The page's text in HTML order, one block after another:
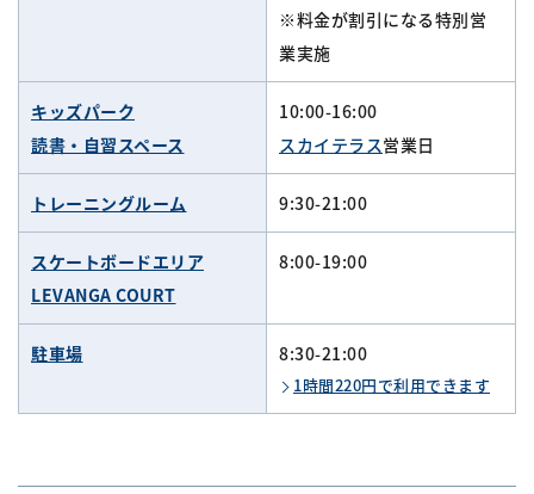
※料金が割引になる特別営
業実施
キッズパーク
読書・自習スペース
10:00-16:00
スカイテラス営業日
トレーニングルーム 9:30-21:00
スケートボードエリア
LEVANGA COURT
8:00-19:00
駐車場 8:30-21:00
1時間220円で利用できます